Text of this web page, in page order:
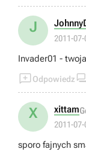
J
2011-
Invader01 -
Odpowiedz
X xittam
2011-
sporo fajnych